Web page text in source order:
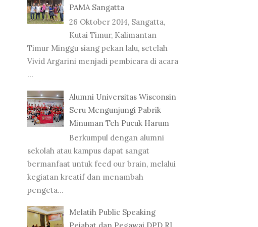
PAMA Sangatta
26 Oktober 2014, Sangatta,
Kutai Timur, Kalimantan
Timur Minggu siang pekan lalu, setelah
Vivid Argarini menjadi pembicara di acara
...
Alumni Universitas Wisconsin
Seru Mengunjungi Pabrik
Minuman Teh Pucuk Harum
Berkumpul dengan alumni
sekolah atau kampus dapat sangat
bermanfaat untuk feed our brain, melalui
kegiatan kreatif dan menambah
pengeta...
Melatih Public Speaking